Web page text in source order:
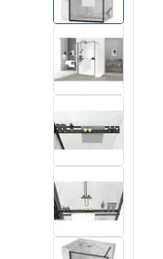
Cadite de
Rigole
Vase WC si
Lavoare
Cazi cu